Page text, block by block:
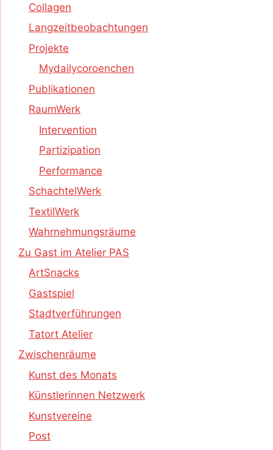
Collagen
Langzeitbeobachtungen
Projekte
Mydailycoroenchen
Publikationen
RaumWerk
Intervention
Partizipation
Performance
SchachtelWerk
TextilWerk
Wahrnehmungsräume
Zu Gast im Atelier PAS
ArtSnacks
Gastspiel
Stadtverführungen
Tatort Atelier
Zwischenräume
Kunst des Monats
Künstlerinnen Netzwerk
Kunstvereine
Post